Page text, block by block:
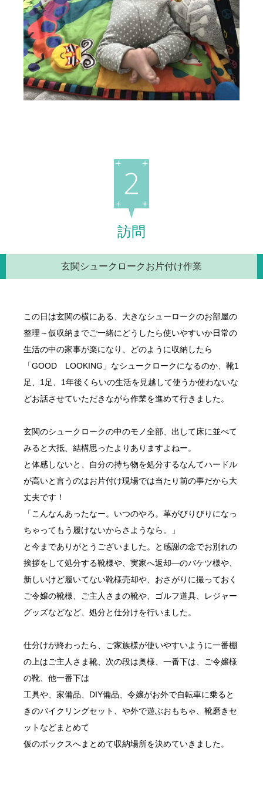
訪問
玄関シュークロークお片付け作業
この日は玄関の横にある、大きなシューロークのお部屋の
整理～仮収納までご一緒にどうしたら使いやすいか日常の
生活の中の家事が楽になり、どのように収納したら
「GOOD LOOKING」なシュークロークになるのか、靴1
足、1足、1年後くらいの生活を見越して使うか使わないな
どお話させていただきながら作業を進めて行きました。
玄関のシュークロークの中のモノ全部、出して床に並べて
みると大抵、結構思ったよりありますよねー。
と体感しないと、自分の持ち物を処分するなんてハードル
が高いと言うのはお片付け現場では当たり前の事だから大
丈夫です！
「こんなんあったなー。いつのやろ。革がびりびりになっ
ちゃってもう履けないからさようなら。」
と今までありがとうございました。と感謝の念でお別れの
挨拶をして処分する靴様や、実家へ返却―のバケツ様や、
新しいけど履いてない靴様売却や、おさがりに撮っておく
ご令嬢の靴様、ご主人さまの靴や、ゴルフ道具、レジャー
グッズなどなど、処分と仕分けを行いました。
仕分けが終わったら、ご家族様が使いやすいように一番棚
の上はご主人さま靴、次の段は奥様、一番下は、ご令嬢様
の靴、他一番下は
工具や、家備品、DIY備品、令嬢がお外で自転車に乗ると
きのバイクリングセット、や外で遊ぶおもちゃ、靴磨きセ
ットなどまとめて
仮のボックスへまとめて収納場所を決めていきました。